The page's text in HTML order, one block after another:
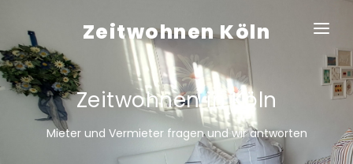
Zeitwohnen Köln
Home
Apartments
Veedel guide
Zeitwohnen in Köln
Mieter und Vermieter fragen und wir antworten